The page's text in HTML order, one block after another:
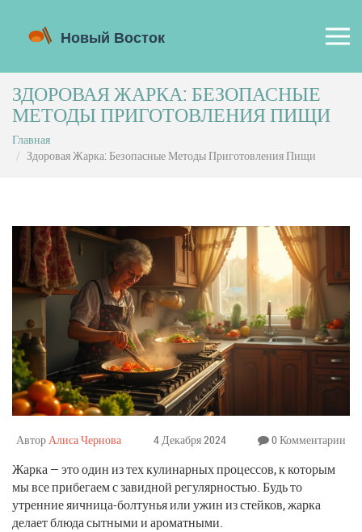
ЗДОРОВАЯ ЖАРКА: БЕЗОПАСНЫЕ
МЕТОДЫ ПРИГОТОВЛЕНИЯ ПИЩИ
Главная
Здоровая Жарка: Безопасные Методы Приготовления Пищи
АвторАлиса Чернова 4 Декабря 2024 0 Комментарии
Жарка — это один из тех кулинарных процессов, к которым
мы все прибегаем с завидной регулярностью. Будь то
утренние яичница-болтунья или ужин из стейков, жарка
делает блюда сытными и ароматными.